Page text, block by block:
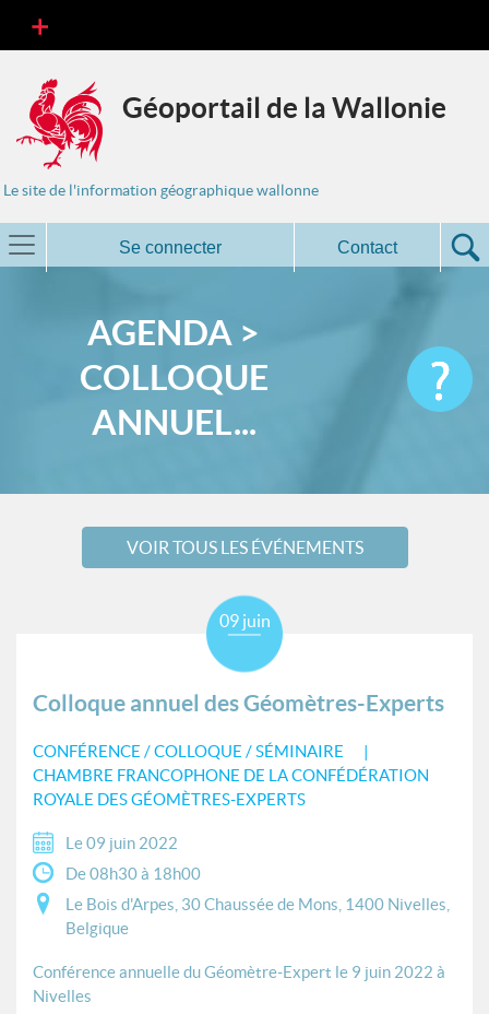
Géoportail de la Wallonie
Le site de l'information géographique wallonne
Se connecter Contact
AGENDA >
COLLOQUE
ANNUEL...
VOIR TOUS LES ÉVÉNEMENTS
Colloque annuel des Géomètres-Experts
CONFÉRENCE / COLLOQUE / SÉMINAIRE
CHAMBRE FRANCOPHONE DE LA CONFÉDÉRATION
ROYALE DES GÉOMÈTRES-EXPERTS
09 juin
Le 09 juin 2022
De 08h30 à 18h00
Le Bois d'Arpes, 30 Chaussée de Mons, 1400 Nivelles,
Belgique
Conférence annuelle du Géomètre-Expert le 9 juin 2022 à
Nivelles